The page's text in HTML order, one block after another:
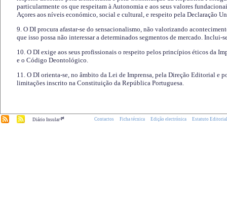
particularmente os que respeitam à Autonomia e aos seus valores
Açores aos níveis económico, social e cultural, e respeito pela Declaração
9. O DI procura afastar-se do sensacionalismo, não valorizando
que isso possa não interessar a determinados segmentos de mercado.
10. O DI exige aos seus profissionais o respeito pelos princípios éticos da
e o Código Deontológico.
11. O DI orienta-se, no âmbito da Lei de Imprensa, pela Direção Editorial e
limitações inscrito na Constituição da República Portuguesa.
Diário Insular.pt Contactos Ficha técnica Edição electrónica Estatuto Editorial